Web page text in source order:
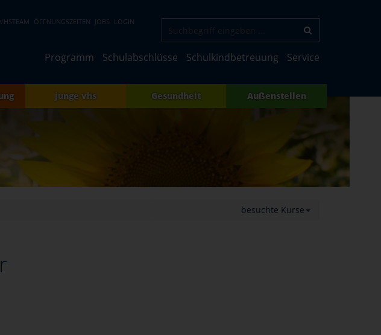
VHSTEAM ÖFFNUNGSZEITEN JOBS LOGIN
Programm Schulabschlüsse Schulkindbetreuung Service
junge vhs Gesundheit Außenstellen
besuchte Kurse